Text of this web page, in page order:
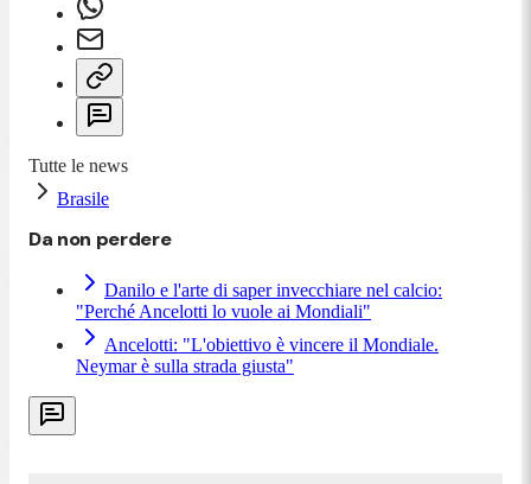
Tutte le news
Brasile
Da non perdere
Danilo e l'arte di saper invecchiare nel calcio:
"Perché Ancelotti lo vuole ai Mondiali"
Ancelotti: "L'obiettivo è vincere il Mondiale.
Neymar è sulla strada giusta"